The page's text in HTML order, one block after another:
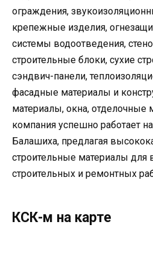
ограждения,
крепежные изделия,
системы водоотведения,
строительные блоки, сухие
сэндвич-панели,
фасадные материалы и
материалы, окна, отделочные
компания успешно работает
Балашиха, предлагая
строительные материалы для
строительных и ремонтных
КСК-м на карте